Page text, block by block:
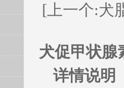
[上一个:犬
犬促甲状
详情说明